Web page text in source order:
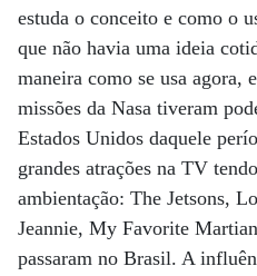
estuda o conceito e como o
que não havia uma ideia
maneira como se usa agora,
missões da Nasa tiveram
Estados Unidos daquele
grandes atrações na TV
ambientação: The Jetsons,
Jeannie, My Favorite
passaram no Brasil. A